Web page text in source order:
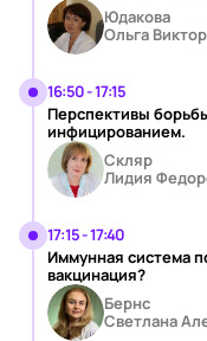
Юдакова
Ольга
16:50 - 17:15
Перспективы
инфицированием.
Скляр
Лидия
17:15 - 17:40
Иммунная система
вакцинация?
Бернс
Светлана